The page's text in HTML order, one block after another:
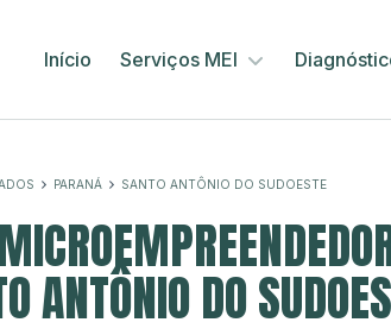
Início Serviços MEI
PARANÁ SANTO ANTÔNIO DO SUDOESTE
ANTÔNIO DO